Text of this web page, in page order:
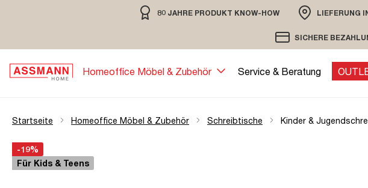
Zur Hauptnavigation springen80 JAHRE PRODUKT KNOW-HOW
80 JAHRE MÖBELBAU MIT TRADITION
LIEFERUNG
SICHERE
Homeoffice Möbel & Zubehör Service & Beratung
Startseite Homeoffice Möbel & Zubehör Schreibtische Kinder &
Bildergalerie überspringen
Öffne Zoom-Modal
-19%
Für Kids & Teens